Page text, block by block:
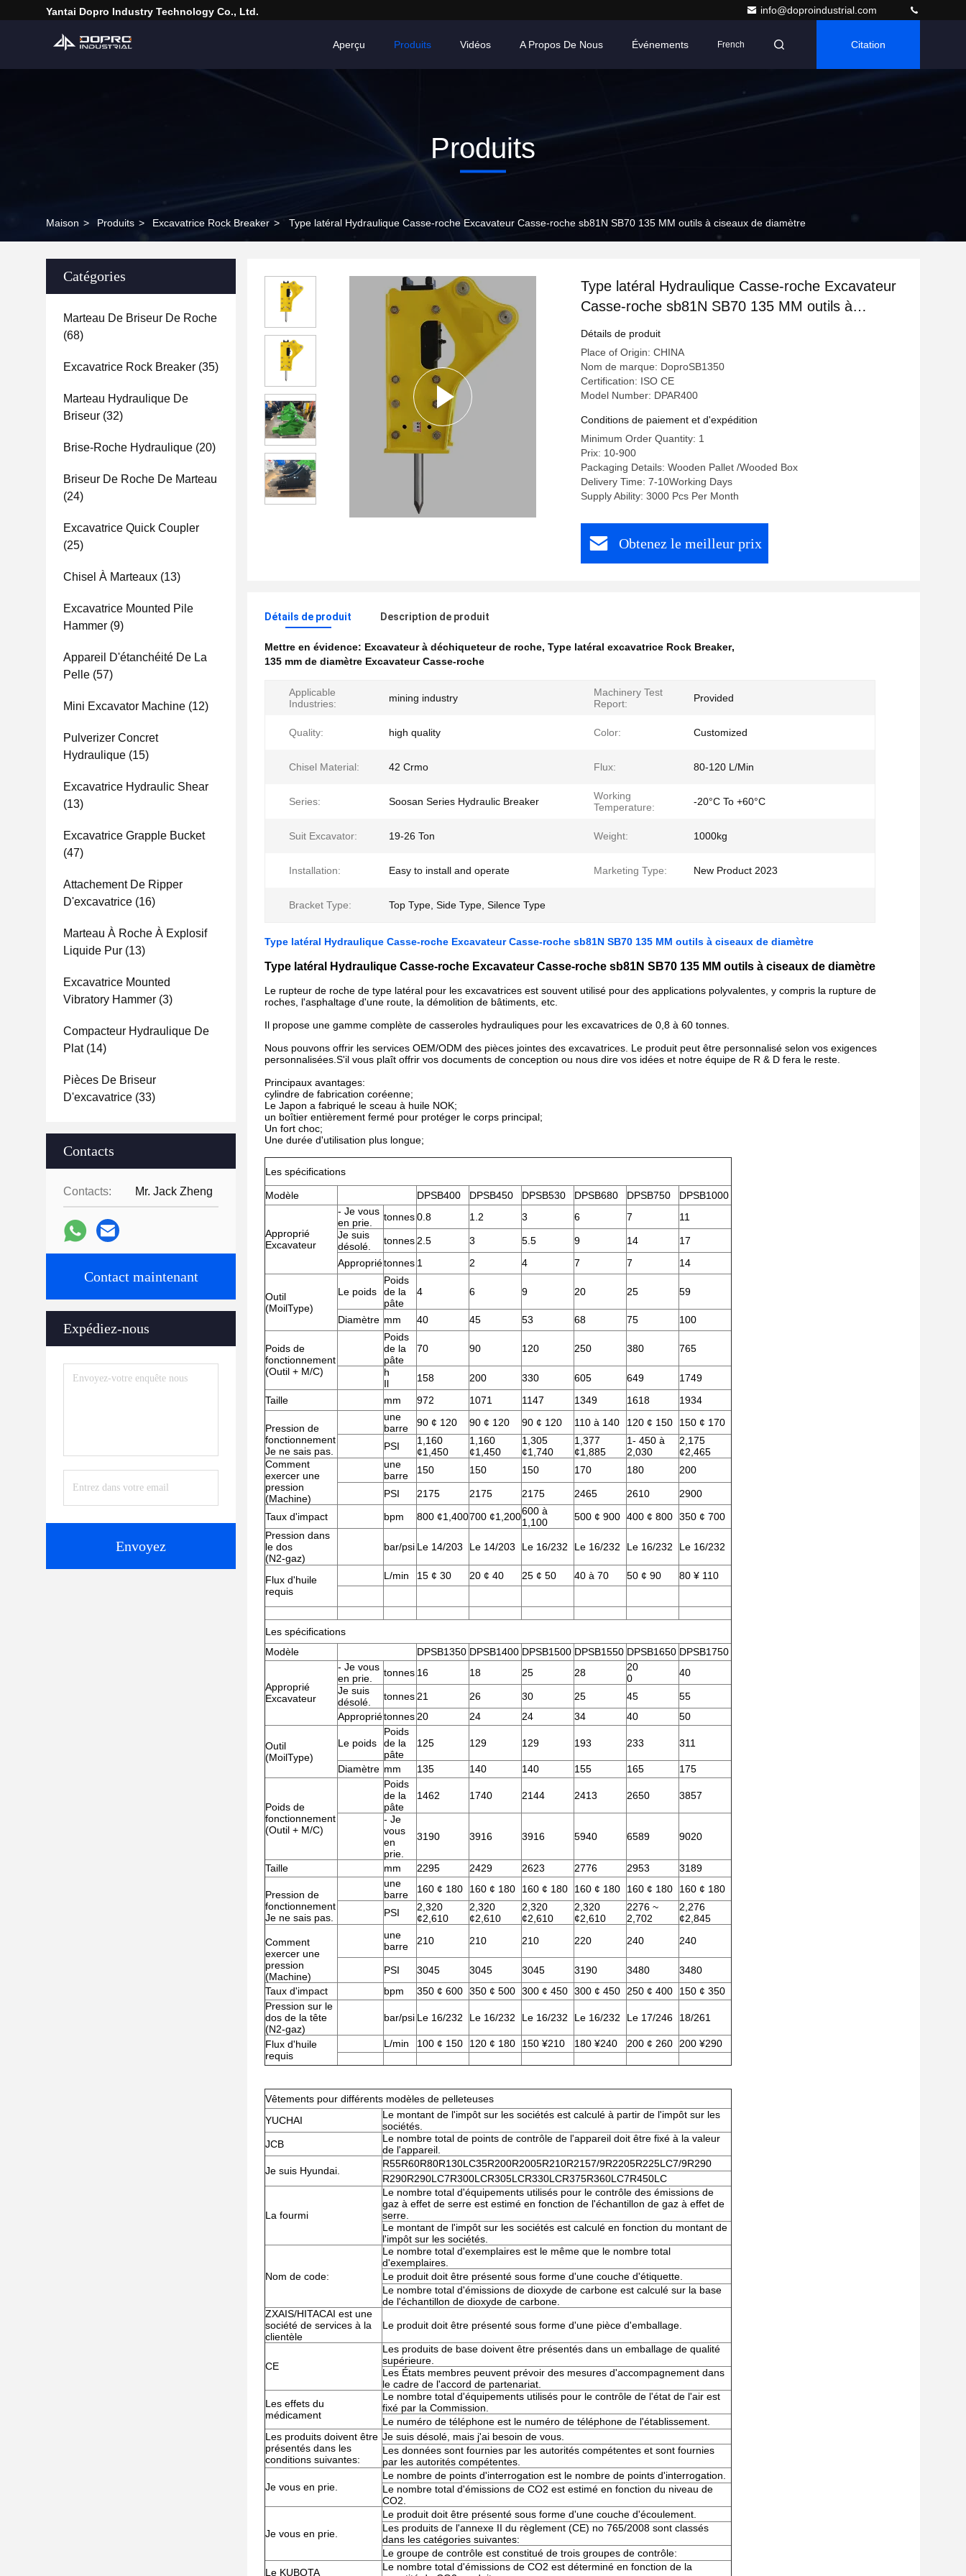
Yantai Dopro Industry Technology Co., Ltd. info@doproindustrial.com
Aperçu Produits Vidéos A Propos De Nous Événements French Citation
Produits
Maison > Produits > Excavatrice Rock Breaker > Type latéral Hydraulique Casse-roche Excavateur Casse-roche sb81N SB70 135 MM outils à ciseaux de diamètre
Catégories
Marteau De Briseur De Roche
(68)
Excavatrice Rock Breaker (35)
Marteau Hydraulique De
Briseur (32)
Brise-Roche Hydraulique (20)
Briseur De Roche De Marteau
(24)
Excavatrice Quick Coupler
(25)
Chisel À Marteaux (13)
Excavatrice Mounted Pile
Hammer (9)
Appareil D'étanchéité De La
Pelle (57)
Mini Excavator Machine (12)
Pulverizer Concret
Hydraulique (15)
Excavatrice Hydraulic Shear
(13)
Excavatrice Grapple Bucket
(47)
Attachement De Ripper
D'excavatrice (16)
Marteau À Roche À Explosif
Liquide Pur (13)
Excavatrice Mounted
Vibratory Hammer (3)
Compacteur Hydraulique De
Plat(14)
Pièces De Briseur
D'excavatrice (33)
Contacts
Contacts: Mr. Jack Zheng
Contact maintenant
Expédiez-nous
Envoyez
Type latéral Hydraulique Casse-roche Excavateur
Casse-roche sb81N SB70 135 MM outils à
ciseaux de diamètre
Détails de produit
Place of Origin: CHINA
Nom de marque: DoproSB1350
Certification: ISO CE
Model Number: DPAR400
Conditions de paiement et d'expédition
Minimum Order Quantity: 1
Prix: 10-900
Packaging Details: Wooden Pallet /Wooded Box
Delivery Time: 7-10Working Days
Supply Ability: 3000 Pcs Per Month
Obtenez le meilleur prix
Détails de produit Description de produit
Mettre en évidence: Excavateur à déchiqueteur de roche, Type latéral excavatrice Rock Breaker,
135 mm de diamètre Excavateur Casse-roche
Applicable
Industries:
mining industry
Machinery Test
Report:
Provided
Quality: high quality Color: Customized
Chisel Material: 42 Crmo Flux: 80-120 L/Min
Series: Soosan Series Hydraulic Breaker
Working
Temperature:
-20°C To +60°C
Suit Excavator: 19-26 Ton Weight: 1000kg
Installation: Easy to install and operate Marketing Type: New Product 2023
Bracket Type: Top Type, Side Type, Silence Type
Type latéral Hydraulique Casse-roche Excavateur Casse-roche sb81N SB70 135 MM outils à ciseaux de diamètre
Type latéral Hydraulique Casse-roche Excavateur Casse-roche sb81N SB70 135 MM outils à ciseaux de diamètre
Le rupteur de roche de type latéral pour les excavatrices est souvent utilisé pour des applications polyvalentes, y compris la rupture de
roches, l'asphaltage d'une route, la démolition de bâtiments, etc.
Il propose une gamme complète de casseroles hydrauliques pour les excavatrices de 0,8 à 60 tonnes.
Nous pouvons offrir les services OEM/ODM des pièces jointes des excavatrices. Le produit peut être personnalisé selon vos exigences
personnalisées.S'il vous plaît offrir vos documents de conception ou nous dire vos idées et notre équipe de R & D fera le reste.
Principaux avantages:
cylindre de fabrication coréenne;
Le Japon a fabriqué le sceau à huile NOK;
un boîtier entièrement fermé pour protéger le corps principal;
Un fort choc;
Une durée d'utilisation plus longue;
Les spécifications
Modèle DPSB400 DPSB450 DPSB530 DPSB680 DPSB750 DPSB1000
Approprié
Excavateur
- Je vous
en prie.
tonnes0.8 1.2 3 6 7
11
Je suis
désolé.
tonnes 2.5 3 5.5 9 14
17
Appropriétonnes 1 2 4 7 7 14
Outil
(MoilType)
Le poids
Poids
de la
pâte
4 6 9 20 25 59
Diamètre mm 40 45 53 68 75 100
Poids de
fonctionnement
(Outil + M/C)
Poids
de la
pâte
70 90 120 250 380 765
h
Il
158 200 330 605 649
1749
Taille
mm 972 1071 1147 1349 1618 1934
Pression de
fonctionnement
Je ne sais pas.
une
barre
90 ¢ 120 90 ¢ 120 90 ¢ 120 110 à 140 120 ¢ 150 150 ¢ 170
PSI
1,160
¢1,450
1,160
¢1,450
1,305
¢1,740
1,377
¢1,885
1- 450 à
2,030
2,175
¢2,465
Comment
exercer une
pression
(Machine)
une
barre
150 150 150 170 180 200
PSI 2175 2175 2175 2465 2610
2900
Taux d'impact
bpm 800 ¢1,400700 ¢1,200600 à
1,100
500 ¢ 900 400 ¢ 800 350 ¢ 700
Pression dans
le dos
(N2-gaz)
bar/psi Le 14/203 Le 14/203 Le 16/232 Le 16/232 Le 16/232 Le 16/232
Flux d'huile
requis
L/min 15 ¢ 30 20 ¢ 40 25 ¢ 50 40 à 70 50 ¢ 90 80 ¥ 110
Les spécifications
Modèle
DPSB1350 DPSB1400 DPSB1500 DPSB1550 DPSB1650 DPSB1750
Approprié
Excavateur
- Je vous
en prie.
tonnes 16 18 25 28
20
0
40
Je suis
désolé.
tonnes 21 26 30 25 45
55
Appropriétonnes 20 24 24 34 40 50
Outil
(MoilType)
Le poids
Poids
de la
pâte
125 129 129 193 233 311
Diamètre mm 135 140 140 155 165 175
Poids de
fonctionnement
(Outil + M/C)
Poids
de la
pâte
1462 1740 2144 2413 2650 3857
- Je
vous
en
prie.
3190 3916 3916 5940 6589 9020
Taille mm 2295 2429 2623 2776 2953 3189
Pression de
fonctionnement
Je ne sais pas.
une
barre
160 ¢ 180 160 ¢ 180 160 ¢ 180 160 ¢ 180 160 ¢ 180 160 ¢ 180
PSI
2,320
¢2,610
2,320
¢2,610
2,320
¢2,610
2,320
¢2,610
2276 ~
2,702
2,276
¢2,845
Comment
exercer une
pression
(Machine)
une
barre
210 210 210 220 240 240
PSI 3045 3045 3045 3190 3480
3480
Taux d'impact
bpm 350 ¢ 600 350 ¢ 500 300 ¢ 450 300 ¢ 450 250 ¢ 400
150 ¢ 350
Pression sur le
dos de la tête
(N2-gaz)
bar/psi Le 16/232 Le 16/232 Le 16/232 Le 16/232 Le 17/246 18/261
Flux d'huile
requis
L/min 100 ¢ 150 120 ¢ 180 150 ¥210 180 ¥240 200 ¢ 260 200 ¥290
Vêtements pour différents modèles de pelleteuses
YUCHAI
Le montant de l'impôt sur les sociétés est calculé à partir de l'impôt sur les
sociétés.
JCB
Le nombre total de points de contrôle de l'appareil doit être fixé à la valeur
de l'appareil.
Je suis Hyundai.
R55R60R80R130LC35R200R2005R210R2157/9R2205R225LC7/9R290
R290R290LC7R300LCR305LCR330LCR375R360LC7R450LC
La fourmi
Le nombre total d'équipements utilisés pour le contrôle des émissions de
gaz à effet de serre est estimé en fonction de l'échantillon de gaz à effet de
serre.
Le montant de l'impôt sur les sociétés est calculé en fonction du montant de
l'impôt sur les sociétés.
Nom de code:
Le nombre total d'exemplaires est le même que le nombre total
d'exemplaires.
Le produit doit être présenté sous forme d'une couche d'étiquette.
Le nombre total d'émissions de dioxyde de carbone est calculé sur la base
de l'échantillon de dioxyde de carbone.
ZXAIS/HITACAI est une
société de services à la
clientèle
Le produit doit être présenté sous forme d'une pièce d'emballage.
CE
Les produits de base doivent être présentés dans un emballage de qualité
supérieure.
Les États membres peuvent prévoir des mesures d'accompagnement dans
le cadre de l'accord de partenariat.
Les effets du
médicament
Le nombre total d'équipements utilisés pour le contrôle de l'état de l'air est
fixé par la Commission.
Le numéro de téléphone est le numéro de téléphone de l'établissement.
Les produits doivent être
présentés dans les
conditions suivantes:
Je suis désolé, mais j'ai besoin de vous.
Les données sont fournies par les autorités compétentes et sont fournies
par les autorités compétentes.
Je vous en prie.
Le nombre de points d'interrogation est le nombre de points d'interrogation.
Le nombre total d'émissions de CO2 est estimé en fonction du niveau de
CO2.
Je vous en prie.
Le produit doit être présenté sous forme d'une couche d'écoulement.
Les produits de l'annexe II du règlement (CE) no 765/2008 sont classés
dans les catégories suivantes:
Le groupe de contrôle est constitué de trois groupes de contrôle:
Le KUBOTA
Le nombre total d'émissions de CO2 est déterminé en fonction de la